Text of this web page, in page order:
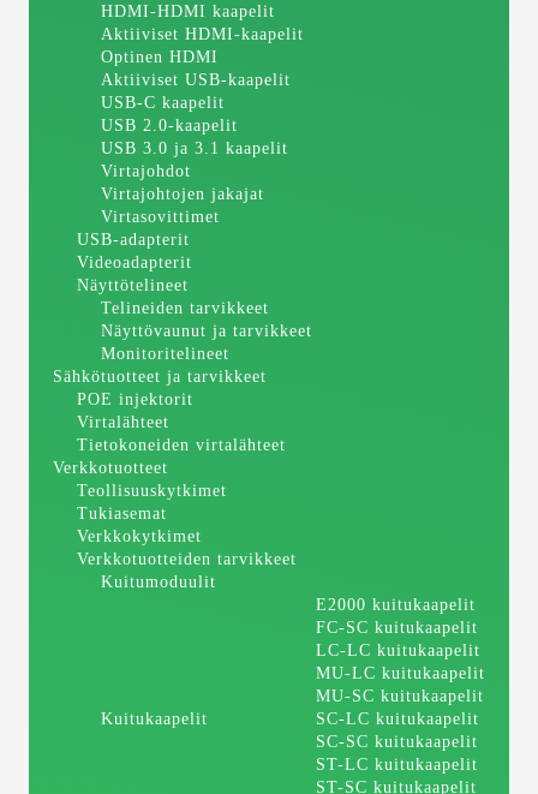
HDMI-HDMI kaapelit
Aktiiviset HDMI-kaapelit
Optinen HDMI
Aktiiviset USB-kaapelit
USB-C kaapelit
USB 2.0-kaapelit
USB 3.0 ja 3.1 kaapelit
Virtajohdot
Virtajohtojen jakajat
Virtasovittimet
USB-adapterit
Videoadapterit
Näyttötelineet
Telineiden tarvikkeet
Näyttövaunut ja tarvikkeet
Monitoritelineet
Sähkötuotteet ja tarvikkeet
POE injektorit
Virtalähteet
Tietokoneiden virtalähteet
Verkkotuotteet
Teollisuuskytkimet
Tukiasemat
Verkkokytkimet
Verkkotuotteiden tarvikkeet
Kuitumoduulit
Kuitukaapelit
E2000 kuitukaapelit
FC-SC kuitukaapelit
LC-LC kuitukaapelit
MU-LC kuitukaapelit
MU-SC kuitukaapelit
SC-LC kuitukaapelit
SC-SC kuitukaapelit
ST-LC kuitukaapelit
ST-SC kuitukaapelit